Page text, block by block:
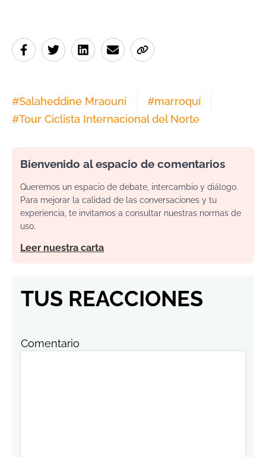
#Salaheddine Mraouni #marroquí
#Tour Ciclista Internacional del Norte
Bienvenido al espacio de comentarios
Queremos un espacio de debate, intercambio y diálogo.
Para mejorar la calidad de las conversaciones y tu
experiencia, te invitamos a consultar nuestras normas de
uso.
Leer nuestra carta
TUS REACCIONES
Comentario